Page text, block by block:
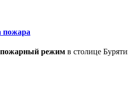
пожара
режим в столице